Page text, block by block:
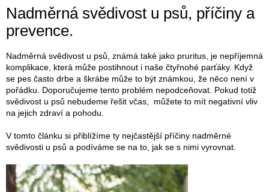
Nadměrná svědivost u psů, příčiny a
prevence.
Nadměrná svědivost u psů, známá také jako pruritus, je nepříjemná
komplikace, která může postihnout i naše čtyřnohé parťáky. Když
se pes často drbe a škrábe může to být známkou, že něco není v
pořádku. Doporučujeme tento problém nepodceňovat. Pokud totiž
svědivost u psů nebudeme řešit včas, můžete to mít negativní vliv
na jejich zdraví a pohodu.
V tomto článku si přiblížíme ty nejčastější příčiny nadměrné
svědivosti u psů a podíváme se na to, jak se s nimi vyrovnat.